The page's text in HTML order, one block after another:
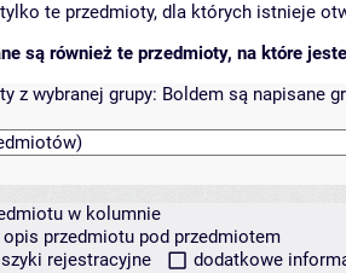
te przedmioty, dla których istnieje
są również te przedmioty, na które
z wybranej grupy: Boldem są napisane
w kolumnie
przedmiotu pod przedmiotem
rejestracyjne
dodatkowe